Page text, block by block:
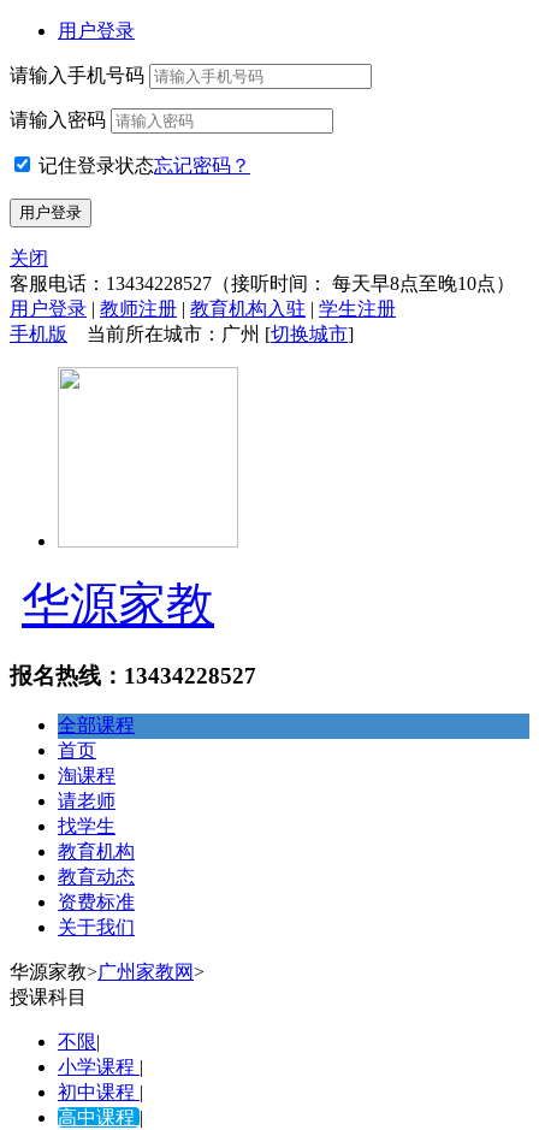
用户登录
请输入手机号码
请输入密码
记住登录状态忘记密码？
关闭
客服电话： 13434228527 （接听时间： 每天早8点至晚10点）
用户登录 | 教师注册 | 教育机构入驻 | 学生注册
手机版
当前所在城市：广州 [切换城市]
华源家教
报名热线：13434228527
全部课程
首页
淘课程
请老师
找学生
教育机构
教育动态
资费标准
关于我们
华源家教>广州家教网>
授课科目
不限|
小学课程 |
初中课程 |
高中课程|